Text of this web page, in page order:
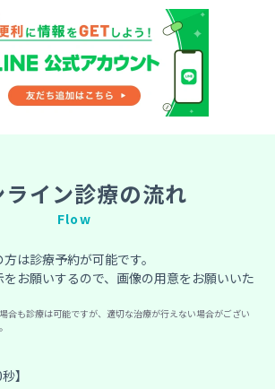
ライン診療の流れ
Flow
は診療予約が可能です。
お願いするので、画像の用意をお願いいた
合も診療は可能ですが、適切な治療が行えない場合がござい